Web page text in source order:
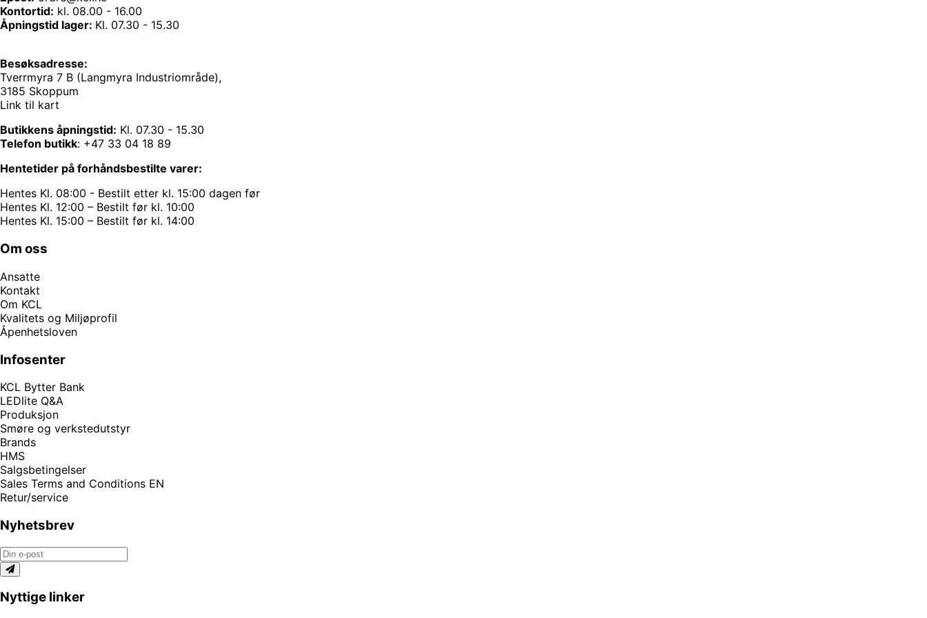
Kontortid: kl. 08.00 - 16.00
Åpningstid lager: Kl. 07.30 - 15.30
Besøksadresse:
Tverrmyra 7 B (Langmyra Industriområde),
3185 Skoppum
Link til kart
Butikkens åpningstid: Kl. 07.30 - 15.30
Telefon butikk: +47 33 04 18 89
Hentetider på forhåndsbestilte varer:
Hentes Kl. 08:00 - Bestilt etter kl. 15:00 dagen før
Hentes Kl. 12:00 – Bestilt før kl. 10:00
Hentes Kl. 15:00 – Bestilt før kl. 14:00
Om oss
Ansatte
Kontakt
Om KCL
Kvalitets og Miljøprofil
Åpenhetsloven
Infosenter
KCL Bytter Bank
LEDlite Q&A
Produksjon
Smøre og verkstedutstyr
Brands
HMS
Salgsbetingelser
Sales Terms and Conditions EN
Retur/service
Nyhetsbrev
Nyttige linker